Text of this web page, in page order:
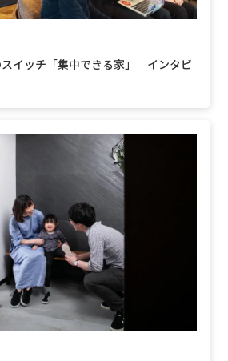
イッチ「集中できる家」｜インタビ